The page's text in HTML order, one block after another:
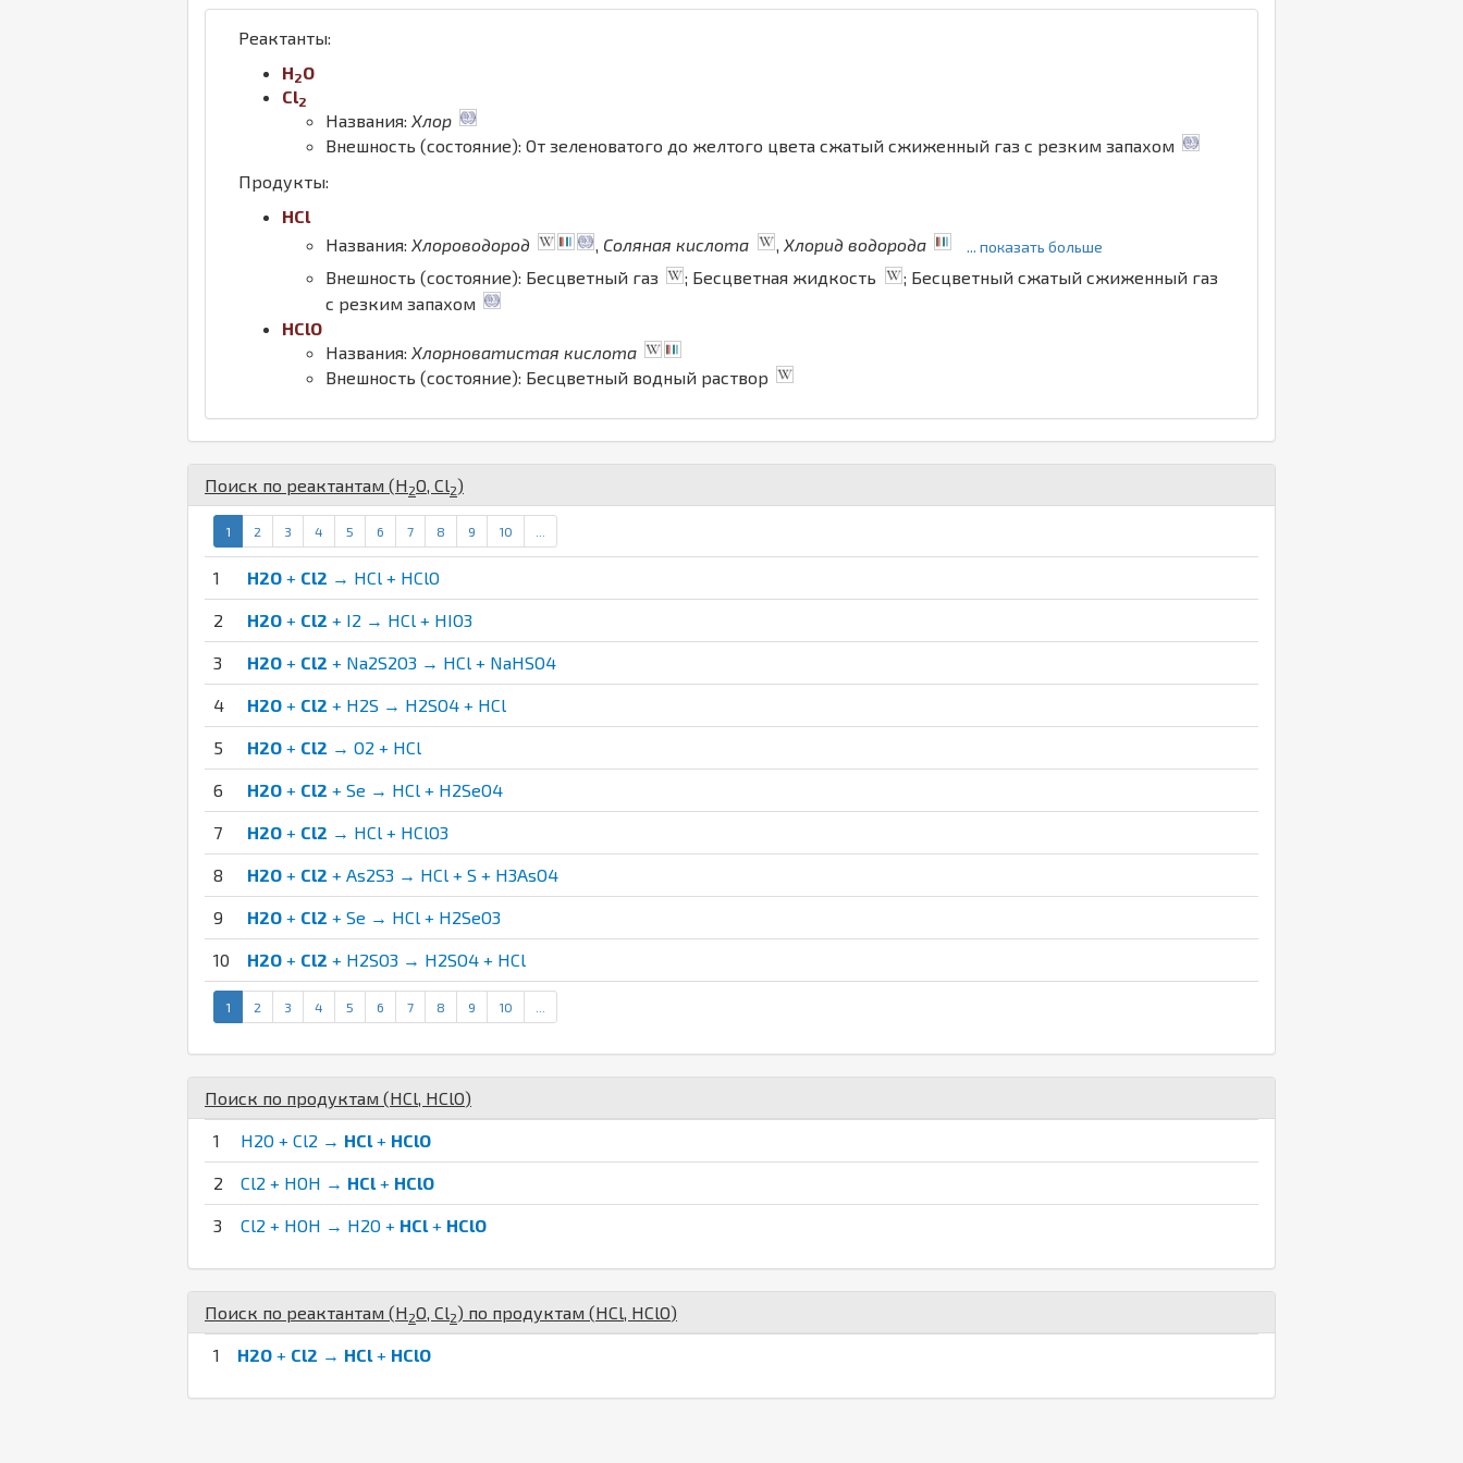
Реактанты:
H2O
Cl2
Названия: Хлор
Внешность (состояние): От зеленоватого до желтого цвета сжатый сжиженный газ с резким запахом
Продукты:
HCl
Названия: Хлороводород , Соляная кислота , Хлорид водорода ... показать больше
Внешность (состояние): Бесцветный газ ; Бесцветная жидкость
; Бесцветный сжатый сжиженный газ
с резким запахом
HClO
Названия: Хлорноватистая кислота
Внешность (состояние): Бесцветный водный раствор
Поиск по реактантам (H 2O Cl 2)
1 2 3 4 5 6 7 8 9 10
1 H2O + Cl2 → HCl + HClO
2 H2O + Cl2 + I2 → HCl + HIO3
3 H2O + Cl2 + Na2S2O3 → HCl + NaHSO4
4 H2O + Cl2 + H2S → H2SO4 + HCl
5 H2O + Cl2 → O2 + HCl
6 H2O + Cl2 + Se → HCl + H2SeO4
7 H2O + Cl2 → HCl + HClO3
8 H2O + Cl2 + As2S3 → HCl + S + H3AsO4
9 H2O + Cl2 + Se → HCl + H2SeO3
10 H2O + Cl2 + H2SO3 → H2SO4 + HCl
1 2 3 4 5 6 7 8 9 10
Поиск по продуктам (HCl HClO)
1 H2O + Cl2 → HCl + HClO
2 Cl2 + HOH → HCl + HClO
3 Cl2 + HOH → H2O + HCl + HClO
Поиск по реактантам (H 2O Cl 2) по продуктам (HCl HClO)
1 H2O + Cl2 → HCl + HClO